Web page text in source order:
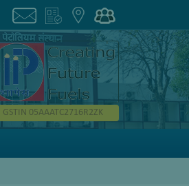
GSTIN 05AAATC2716R2ZK